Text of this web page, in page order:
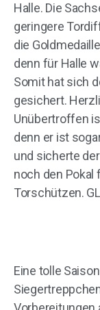
Halle. Die
geringere
die
denn für Halle
Somit hat sich
gesichert.
Unübertroffen
denn er ist
und sicherte
noch den
Torschützen.
Eine tolle